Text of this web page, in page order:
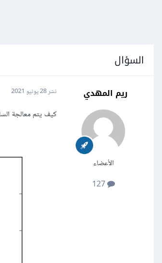
السؤال
ريم المهدي
الأعضاء
127
نشر28 يونيو 2021
كيف يتم معالجة